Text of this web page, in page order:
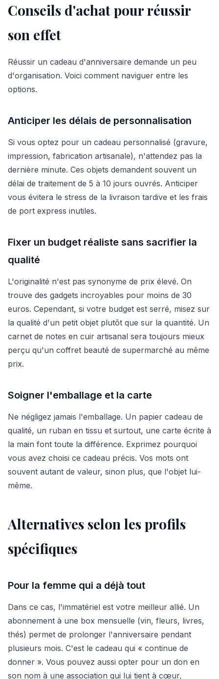
Conseils d'achat pour réussir
son effet
Réussir un cadeau d'anniversaire demande un peu
d'organisation. Voici comment naviguer entre les
options.
Anticiper les délais de personnalisation
Si vous optez pour un cadeau personnalisé (gravure,
impression, fabrication artisanale), n'attendez pas la
dernière minute. Ces objets demandent souvent un
délai de traitement de 5 à 10 jours ouvrés. Anticiper
vous évitera le stress de la livraison tardive et les frais
de port express inutiles.
Fixer un budget réaliste sans sacrifier la
qualité
L'originalité n'est pas synonyme de prix élevé. On
trouve des gadgets incroyables pour moins de 30
euros. Cependant, si votre budget est serré, misez sur
la qualité d'un petit objet plutôt que sur la quantité. Un
carnet de notes en cuir artisanal sera toujours mieux
perçu qu'un coffret beauté de supermarché au même
prix.
Soigner l'emballage et la carte
Ne négligez jamais l'emballage. Un papier cadeau de
qualité, un ruban en tissu et surtout, une carte écrite à
la main font toute la différence. Exprimez pourquoi
vous avez choisi ce cadeau précis. Vos mots ont
souvent autant de valeur, sinon plus, que l'objet lui-
même.
Alternatives selon les profils
spécifiques
Pour la femme qui a déjà tout
Dans ce cas, l'immatériel est votre meilleur allié. Un
abonnement à une box mensuelle (vin, fleurs, livres,
thés) permet de prolonger l'anniversaire pendant
plusieurs mois. C'est le cadeau qui « continue de
donner ». Vous pouvez aussi opter pour un don en
son nom à une association qui lui tient à cœur,